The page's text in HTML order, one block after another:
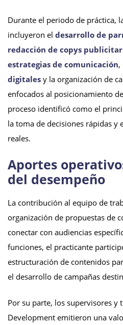
Durante el periodo de práctica,
incluyeron el desarrollo de
redacción de copys
estrategias de comunicación,
digitales y la organización de
enfocados al posicionamiento
proceso identificó como el
la toma de decisiones rápidas y
reales.
Aportes
del desempeño
La contribución al equipo de
organización de propuestas de
conectar con audiencias
funciones, el practicante
estructuración de contenidos
el desarrollo de campañas
Por su parte, los supervisores y
Development emitieron una